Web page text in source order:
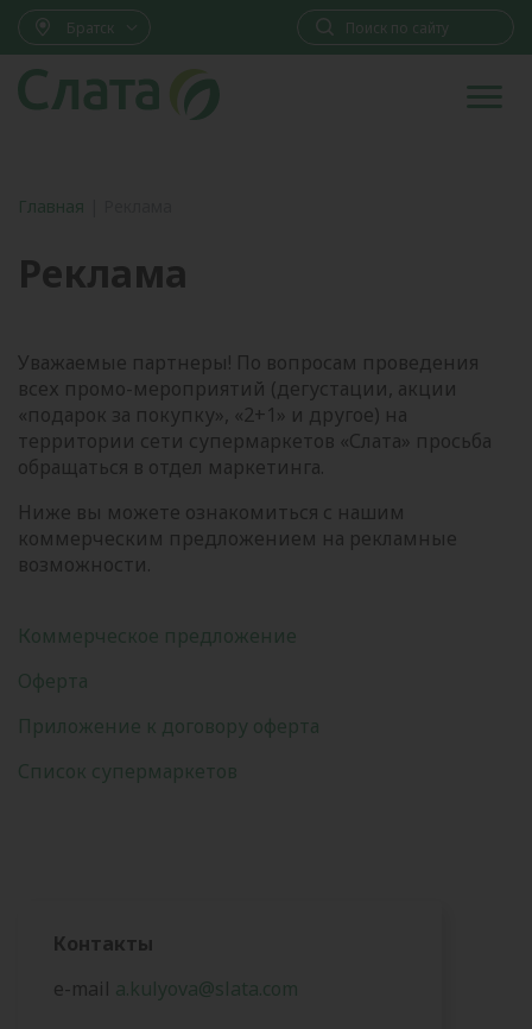
Братск
Главная
Реклама
Уважаемые партнеры! По вопросам проведения
всех промо-мероприятий (дегустации, акции
«подарок за покупку», «2+1» и другое) на
территории сети супермаркетов «Слата» просьба
обращаться в отдел маркетинга.
Ниже вы можете ознакомиться с нашим
коммерческим предложением на рекламные
возможности.
Коммерческое предложение
Оферта
Приложение к договору оферта
Список супермаркетов
Контакты
e-mail a.kulyova@slata.com